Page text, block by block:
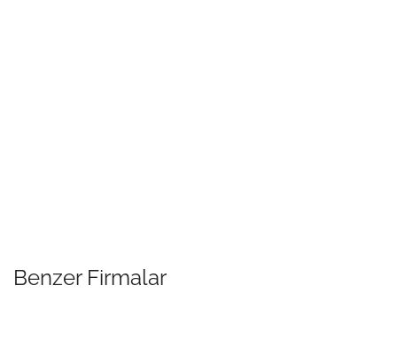
Benzer Firmalar